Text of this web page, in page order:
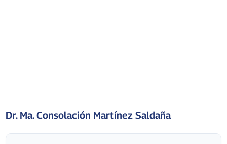
Dr. Ma. Consolación Martínez Saldaña